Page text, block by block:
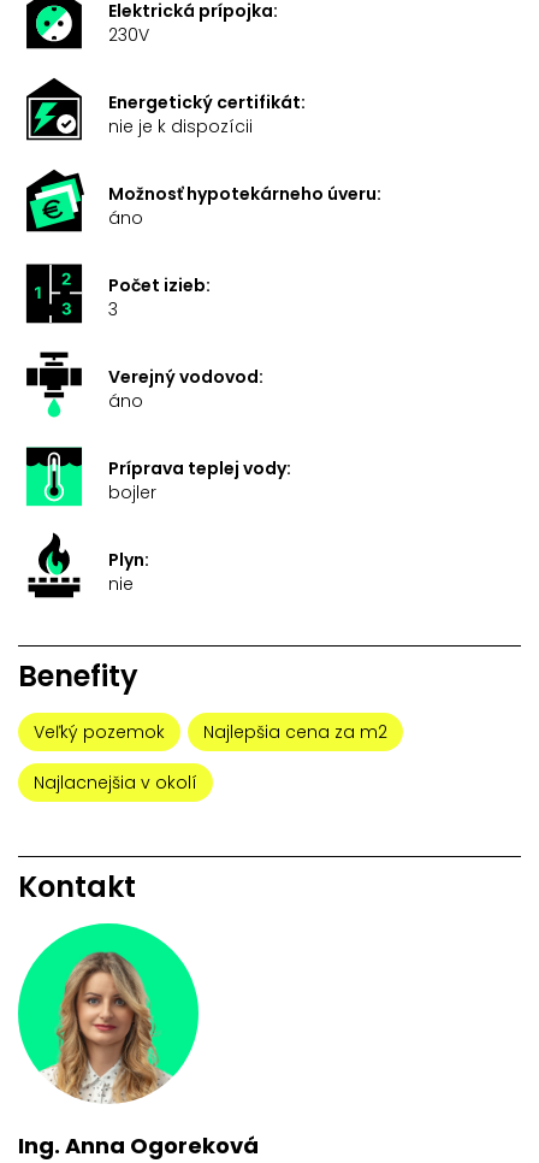
Elektrická prípojka:
230V
Energetický certifikát:
nie je k dispozícii
Možnosť hypotekárneho úveru:
áno
Počet izieb:
3
Verejný vodovod:
áno
Príprava teplej vody:
bojler
Plyn:
nie
Benefity
Veľký pozemok Najlepšia cena za m2
Najlacnejšia v okolí
Kontakt
Ing. Anna Ogoreková